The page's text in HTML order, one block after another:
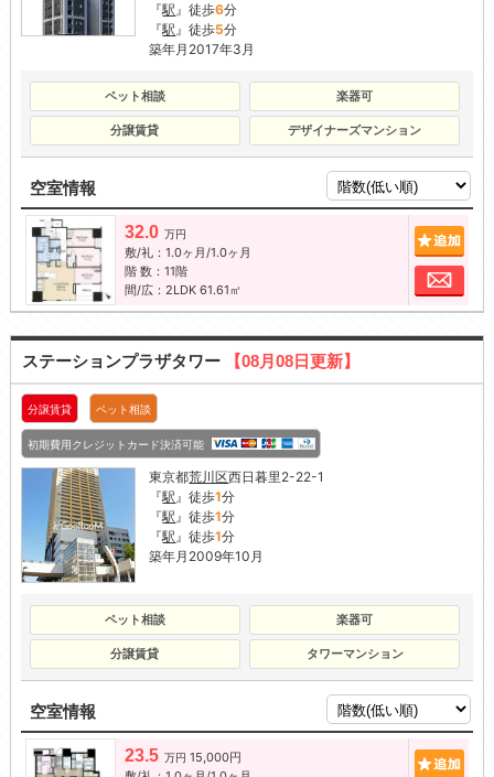
『駅』徒歩6分
『駅』徒歩5分
築年月2017年3月
ペット相談 楽器可
分譲賃貸 デザイナーズマンション
空室情報
32.0 万円
敷/礼：1.0ヶ月/1.0ヶ月
階 数：11階
間/広：2LDK 61.61㎡
お
ステーションプラザタワー 【08月08日更新】
分譲賃貸 ペット相談
初期費用クレジットカード決済可能
東京都荒川区西日暮里2-22-1
『駅』徒歩1分
『駅』徒歩1分
『駅』徒歩1分
築年月2009年10月
ペット相談 楽器可
分譲賃貸 タワーマンション
空室情報
23.5 万円 15,000円